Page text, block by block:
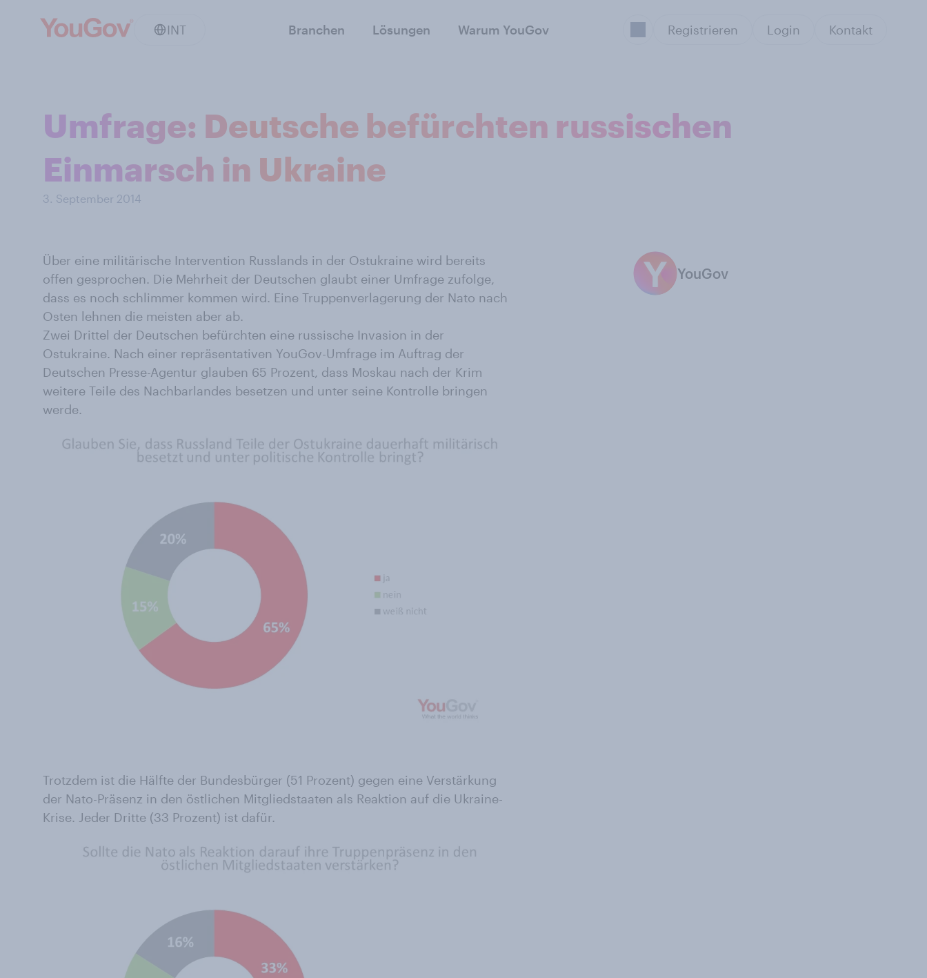
INT Branchen Lösungen Warum YouGov Registrieren Login Kontakt
Umfrage: Deutsche befürchten russischen
Einmarsch in Ukraine
3. September 2014
Über eine militärische Intervention Russlands in der Ostukraine wird bereits
offen gesprochen. Die Mehrheit der Deutschen glaubt einer Umfrage zufolge,
dass es noch schlimmer kommen wird. Eine Truppenverlagerung der Nato nach
Osten lehnen die meisten aber ab.
Zwei Drittel der Deutschen befürchten eine russische Invasion in der
Ostukraine. Nach einer repräsentativen YouGov-Umfrage im Auftrag der
Deutschen Presse-Agentur glauben 65 Prozent, dass Moskau nach der Krim
weitere Teile des Nachbarlandes besetzen und unter seine Kontrolle bringen
werde.
Trotzdem ist die Hälfte der Bundesbürger (51 Prozent) gegen eine Verstärkung
der Nato-Präsenz in den östlichen Mitgliedstaaten als Reaktion auf die Ukraine-
Krise. Jeder Dritte (33 Prozent) ist dafür.
YouGov